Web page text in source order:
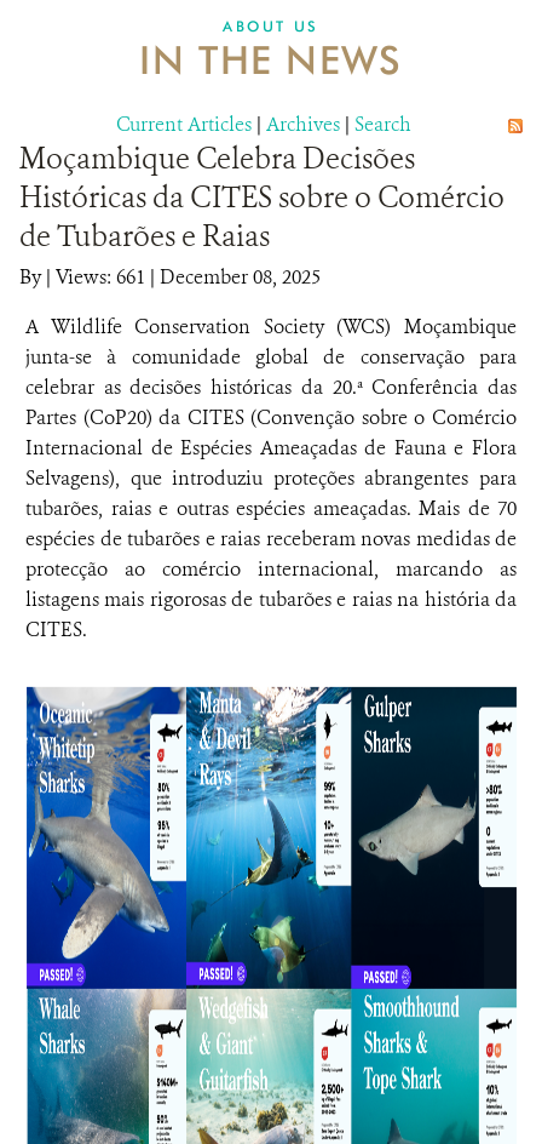
ABOUT US
IN THE NEWS
Current Articles | Archives | Search
Moçambique Celebra Decisões
Históricas da CITES sobre o Comércio
de Tubarões e Raias
By| Views: 661 | December 08, 2025
A Wildlife Conservation Society (WCS) Moçambique
junta-se à comunidade global de conservação para
celebrar as decisões históricas da 20.ª Conferência das
Partes (CoP20) da CITES (Convenção sobre o Comércio
Internacional de Espécies Ameaçadas de Fauna e Flora
Selvagens), que introduziu proteções abrangentes para
tubarões, raias e outras espécies ameaçadas. Mais de 70
espécies de tubarões e raias receberam novas medidas de
protecção ao comércio internacional, marcando as
listagens mais rigorosas de tubarões e raias na história da
CITES.